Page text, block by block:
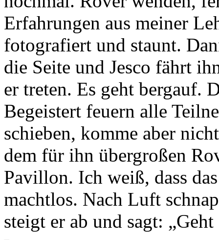
Erfahrungen aus meiner
fotografiert und staunt.
die Seite und Jesco fährt
er treten. Es geht bergauf.
Begeistert feuern alle
schieben, komme aber
dem für ihn übergroßen
Pavillon. Ich weiß, dass
machtlos. Nach Luft
steigt er ab und sagt: „Geht